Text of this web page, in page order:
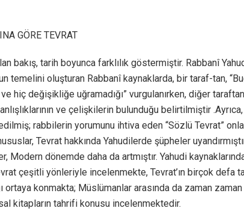
GÖRE TEVRAT
bakış, tarih boyunca farklılık göstermiştir. Rabbanî
temelini oluşturan Rabbanî kaynaklarda, bir taraf-tan,
hiç değişikliğe uğramadığı” vurgulanırken, diğer
ve çelişkilerin bulunduğu belirtilmiştir .Ayrıca,
rabbilerin yorumunu ihtiva eden “Sözlü Tevrat”
Tevrat hakkında Yahudilerde şüpheler
Modern dönemde daha da artmıştır. Yahudi
çeşitli yönleriyle incelenmekte, Tevrat’ın birçok defa
ortaya konmakta; Müslümanlar arasında da zaman
kitapların tahrifi konusu incelenmektedir.